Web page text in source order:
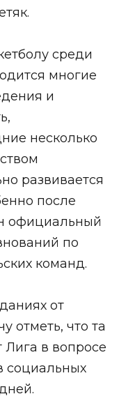
среди
многие
и
несколько
развивается
после
официальный
по
команд.
от
отметь, что та
в вопросе
социальных